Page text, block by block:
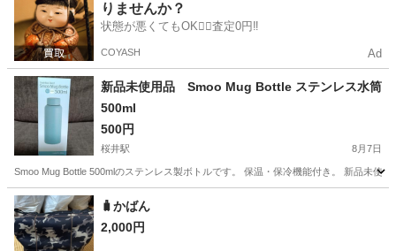
りませんか？
状態が悪くてもOK🙆‍♀️査定0円‼️
COYASH Ad
新品未使用品 Smoo Mug Bottle ステンレス水筒
500ml
500円
桜井駅 8月7日
Smoo Mug Bottle 500mlのステンレス製ボトルです。 保温・保冷機能付き。 新品未使
愛知 安城市 桜井駅
🧳かばん
2,000円